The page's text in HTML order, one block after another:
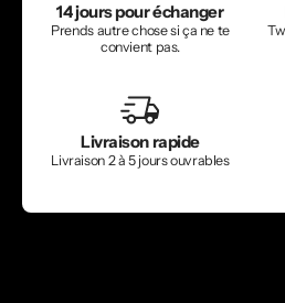
14 jours pour échanger
Prends autre chose si ça ne te
convient pas.
Livraison rapide
Livraison 2 à 5 jours ouvrables